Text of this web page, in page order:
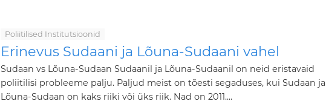
Poliitilised Institutsioonid
Erinevus Sudaani ja Lõuna-Sudaani vahel
Sudaan vs Lõuna-Sudaan Sudaanil ja Lõuna-Sudaanil on neid eristavaid
poliitilisi probleeme palju. Paljud meist on tõesti segaduses, kui Sudaan ja
Lõuna-Sudaan on kaks riiki või üks riik. Nad on 2011....